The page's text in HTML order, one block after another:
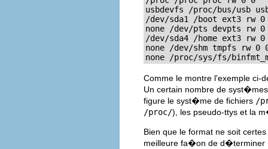
usbdevfs /proc/bus/usb
/dev/sda1 /boot ext3 rw 0
none /dev/pts devpts rw 0
/dev/sda4 /home ext3 rw 0
none /dev/shm tmpfs rw 0
none /proc/sys/fs/
Comme le montre l'exemple ci-
Un certain nombre de
figure le syst�me de fichiers /
/proc/), les pseudo-ttys et la
Bien que le format ne soit
meilleure fa�on de d�terminer